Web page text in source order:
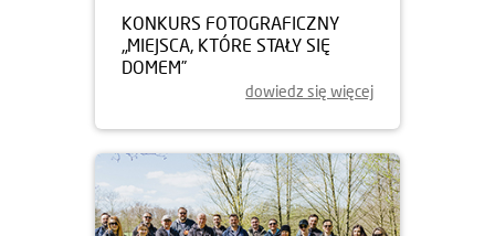
KONKURS FOTOGRAFICZNY
„MIEJSCA, KTÓRE STAŁY SIĘ
DOMEM”
dowiedz się więcej